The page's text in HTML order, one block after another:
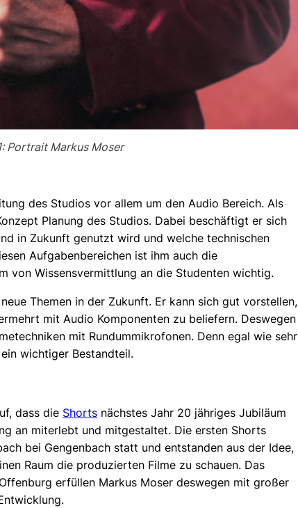
Portrait Markus Moser
des Studios vor allem um den Audio Bereich. Als
Planung des Studios. Dabei beschäftigt er sich
in Zukunft genutzt wird und welche technischen
Aufgabenbereichen ist ihm auch die
von Wissensvermittlung an die Studenten wichtig.
Themen in der Zukunft. Er kann sich gut vorstellen,
mit Audio Komponenten zu beliefern. Deswegen
mit Rundummikrofonen. Denn egal wie sehr
wichtiger Bestandteil.
dass die Shorts nächstes Jahr 20 jähriges Jubiläum
an miterlebt und mitgestaltet. Die ersten Shorts
bei Gengenbach statt und entstanden aus der Idee,
Raum die produzierten Filme zu schauen. Das
erfüllen Markus Moser deswegen mit großer